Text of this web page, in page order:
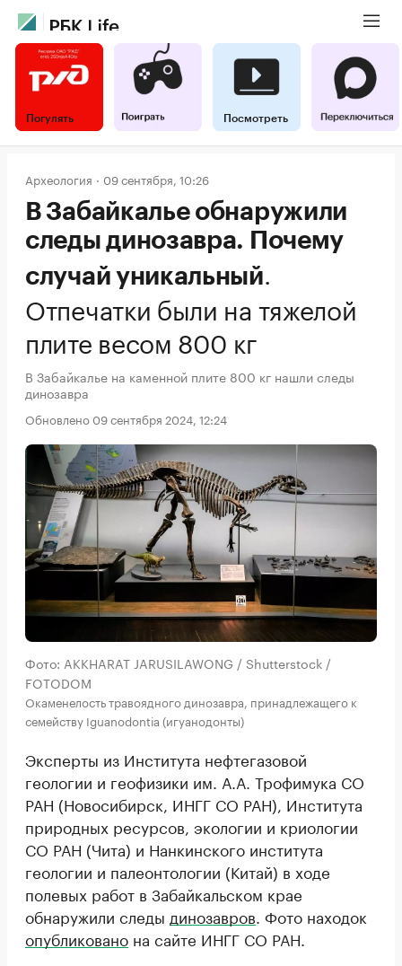
Погулять Посмотреть
Археология 09 сентября, 10:26
В Забайкалье обнаружили
следы динозавра. Почему
случай уникальный.
Отпечатки были на тяжелой
плите весом 800 кг
В Забайкалье на каменной плите 800 кг нашли следы
динозавра
Обновлено 09 сентября 2024, 12:24
Фото: AKKHARAT JARUSILAWONG / Shutterstock /
FOTODOM
Окаменелость травоядного динозавра, принадлежащего к
семейству Iguanodontia (игуанодонты)
Эксперты из Института нефтегазовой
геологии и геофизики им. А.А. Трофимука СО
РАН (Новосибирск, ИНГГ СО РАН), Института
природных ресурсов, экологии и криологии
СО РАН (Чита) и Нанкинского института
геологии и палеонтологии (Китай) в ходе
полевых работ в Забайкальском крае
обнаружили следы динозавров . Фото находок
опубликовано на сайте ИНГГ СО РАН.